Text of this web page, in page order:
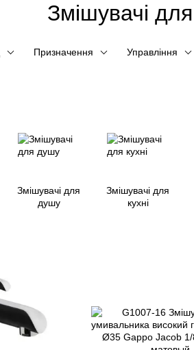
Змішувачі
Призначення Управління
Змішувачі для
душу
Змішувачі для
кухні